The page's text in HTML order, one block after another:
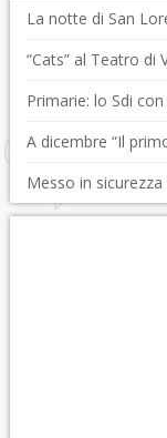
La notte di San
“Cats” al Teatro di
Primarie: lo Sdi
A dicembre “Il
Messo in